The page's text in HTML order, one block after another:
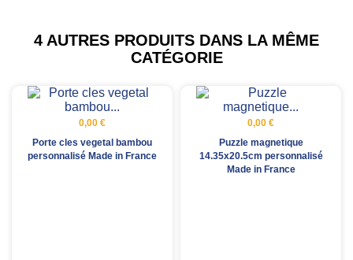
4 AUTRES PRODUITS DANS LA MÊME
CATÉGORIE
0,00 €
Porte cles vegetal bambou
personnalisé Made in France
0,00 €
Puzzle magnetique
14.35x20.5cm personnalisé
Made in France